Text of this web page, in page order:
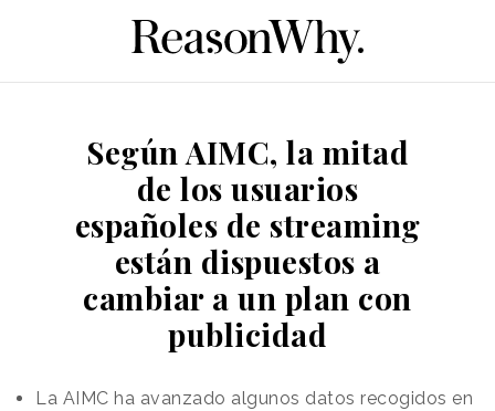
Según AIMC, la mitad
de los usuarios
españoles de streaming
están dispuestos a
cambiar a un plan con
publicidad
La AIMC ha avanzado algunos datos recogidos en